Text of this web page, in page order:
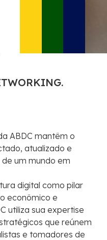
ABDC mantêm o
atualizado e
um mundo em
digital como pilar
econômico e
utiliza sua expertise
que reúnem
e tomadores de